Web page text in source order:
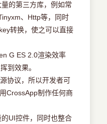
的第三方库，例如常
、Http等，同时
转换，使之可以直接
G ES 2.0渲染效率
到效果。
议，所以开发者可
CrossApp制作任何商
UI控件，同时也整合